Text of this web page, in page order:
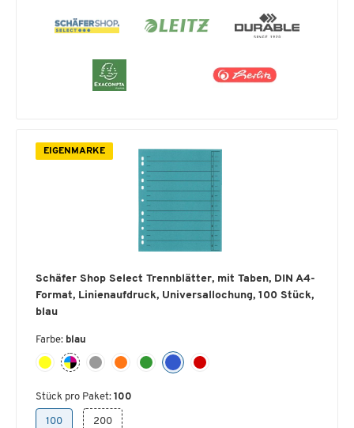
EIGENMARKE
Schäfer Shop Select Trennblätter, mit Taben, DIN A4-
Format, Linienaufdruck, Universallochung, 100 Stück,
blau
Farbe: blau
Stück pro Paket: 100
100 200